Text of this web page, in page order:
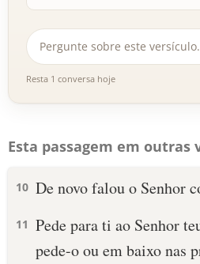
Resta 1 conversa hoje
Esta passagem em outras
10 De novo falou o Senhor
11 Pede para ti ao Senhor
pede-o ou em baixo nas